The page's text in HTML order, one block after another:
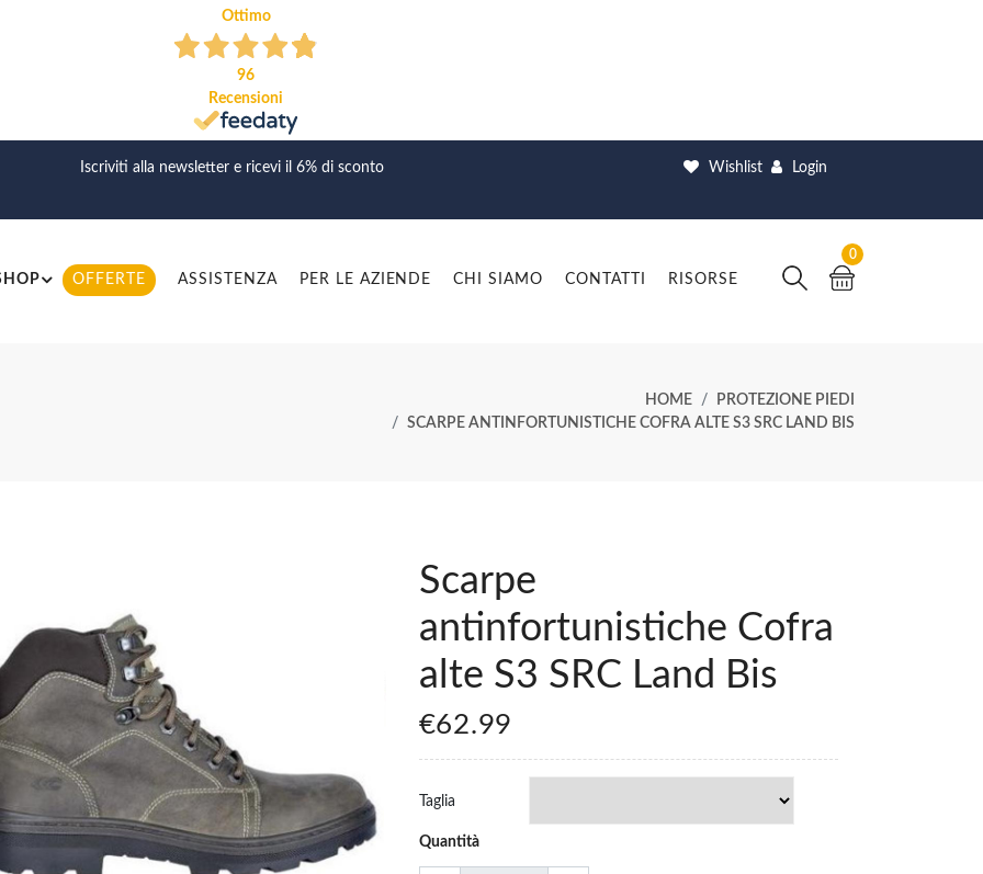
Ottimo
96
Recensioni
Iscriviti alla newsletter e ricevi il 6% di sconto Wishlist Login
OFFERTE ASSISTENZA PER LE AZIENDE CHI SIAMO CONTATTI RISORSE
0
HOME
PROTEZIONE PIEDI
SCARPE ANTINFORTUNISTICHE COFRA ALTE S3 SRC LAND BIS
Scarpe
antinfortunistiche Cofra
alte S3 SRC Land Bis
€62.99
Taglia
Quantità